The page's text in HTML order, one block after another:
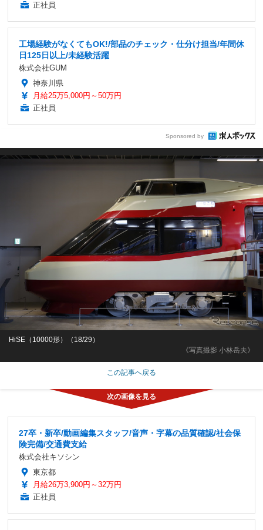
正社員
工場経験がなくてもOK!/部品のチェック・仕分け担当/年間休
日125日以上/未経験活躍
株式会社GUM
神奈川県
月給25万5,000円～50万円
正社員
Sponsored by
《写真撮影 小林岳夫》
HiSE（10000形）（18/29）
この記事へ戻る
27卒・新卒/動画編集スタッフ/音声・字幕の品質確認/社会保
険完備/交通費支給
株式会社キソシン
東京都
月給26万3,900円～32万円
正社員